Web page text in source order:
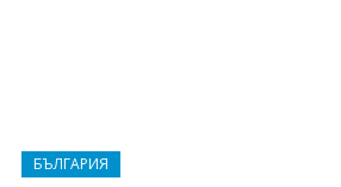
БЪЛГАРИЯ